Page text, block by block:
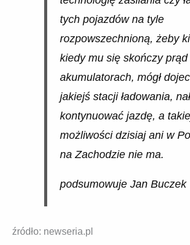
tych pojazdów na tyle
rozpowszechnioną, żeby
kiedy mu się skończy prąd
akumulatorach, mógł
jakiejś stacji ładowania,
kontynuować jazdę, a
możliwości dzisiaj ani w
na Zachodzie nie ma.
podsumowuje Jan Buczek
źródło: newseria.pl